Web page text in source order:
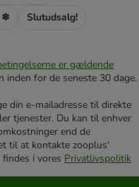
❄ Slutudsalg!
er gældende
inden for de seneste 30 dage.
din e-mailadresse til direkte
tjenester. Du kan til enhver
end de
til at kontakte zooplus'
findes i vores Privatlivspolitik